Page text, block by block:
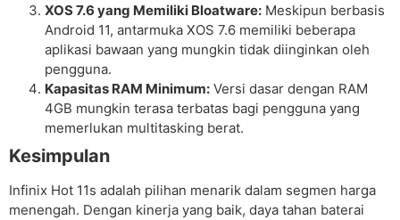
XOS 7.6 yang Memiliki Bloatware: Meskipun berbasis
Android 11, antarmuka XOS 7.6 memiliki beberapa
aplikasi bawaan yang mungkin tidak diinginkan oleh
pengguna.
Kapasitas RAM Minimum: Versi dasar dengan RAM
4GB mungkin terasa terbatas bagi pengguna yang
memerlukan multitasking berat.
Kesimpulan
Infinix Hot 11s adalah pilihan menarik dalam segmen harga
menengah. Dengan kinerja yang baik, daya tahan baterai